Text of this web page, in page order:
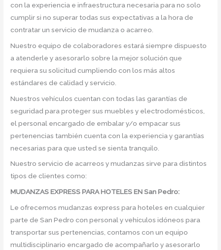
con la experiencia e infraestructura necesaria para no solo
cumplir si no superar todas sus expectativas a la hora de
contratar un servicio de mudanza o acarreo.
Nuestro equipo de colaboradores estará siempre dispuesto
a atenderle y asesorarlo sobre la mejor solución que
requiera su solicitud cumpliendo con los más altos
estándares de calidad y servicio.
Nuestros vehículos cuentan con todas las garantías de
seguridad para proteger sus muebles y electrodomésticos,
el personal encargado de embalar y/o empacar sus
pertenencias también cuenta con la experiencia y garantías
necesarias para que usted se sienta tranquilo.
Nuestro servicio de acarreos y mudanzas sirve para distintos
tipos de clientes como:
MUDANZAS EXPRESS PARA HOTELES EN San Pedro:
Le ofrecemos mudanzas express para hoteles en cualquier
parte de San Pedro con personal y vehículos idóneos para
transportar sus pertenencias, contamos con un equipo
multidisciplinario encargado de acompañarlo y asesorarlo